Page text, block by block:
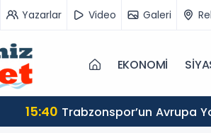
Yazarlar Video Galeri
EKONOMİ
15:40 Trabzonspor’un Avrupa